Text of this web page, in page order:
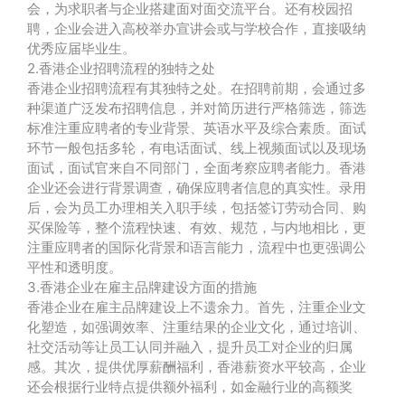
会，为求职者与企业搭建面对面交流平台。还有校园招
聘，企业会进入高校举办宣讲会或与学校合作，直接吸纳
优秀应届毕业生。
2.香港企业招聘流程的独特之处
香港企业招聘流程有其独特之处。在招聘前期，会通过多
种渠道广泛发布招聘信息，并对简历进行严格筛选，筛选
标准注重应聘者的专业背景、英语水平及综合素质。面试
环节一般包括多轮，有电话面试、线上视频面试以及现场
面试，面试官来自不同部门，全面考察应聘者能力。香港
企业还会进行背景调查，确保应聘者信息的真实性。录用
后，会为员工办理相关入职手续，包括签订劳动合同、购
买保险等，整个流程快速、有效、规范，与内地相比，更
注重应聘者的国际化背景和语言能力，流程中也更强调公
平性和透明度。
3.香港企业在雇主品牌建设方面的措施
香港企业在雇主品牌建设上不遗余力。首先，注重企业文
化塑造，如强调效率、注重结果的企业文化，通过培训、
社交活动等让员工认同并融入，提升员工对企业的归属
感。其次，提供优厚薪酬福利，香港薪资水平较高，企业
还会根据行业特点提供额外福利，如金融行业的高额奖